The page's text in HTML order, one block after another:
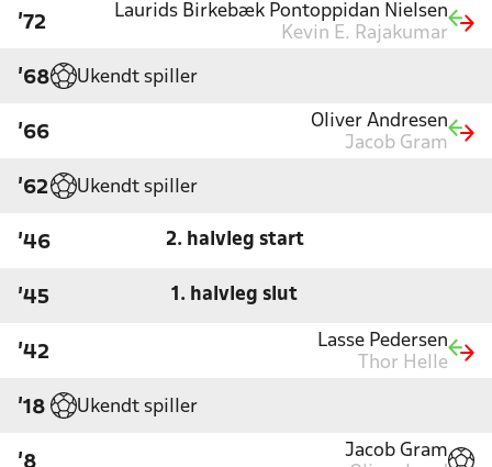
'72
Laurids Birkebæk Pontoppidan Nielsen
Kevin E. Rajakumar
'68 Ukendt spiller
'66
Oliver Andresen
Jacob Gram
'62 Ukendt spiller
'46 2. halvleg start
'45 1. halvleg slut
'42
Lasse Pedersen
Thor Helle
'18 Ukendt spiller
'8
Jacob Gram